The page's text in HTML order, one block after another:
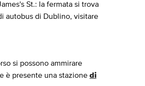
St.: la fermata si trova
autobus di Dublino, visitare
si possono ammirare
è presente una stazione di